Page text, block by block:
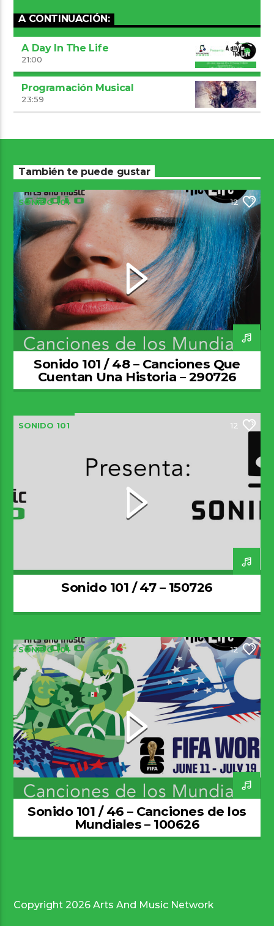
A CONTINUACIÓN:
A Day In The Life
21:00
Programación Musical
23:59
También te puede gustar
SONIDO 101 12
Sonido 101 / 48 – Canciones Que
Cuentan Una Historia – 290726
SONIDO 101 12
Sonido 101 / 47 – 150726
SONIDO 101 12
Sonido 101 / 46 – Canciones de los
Mundiales – 100626
Copyright 2026 Arts And Music Network